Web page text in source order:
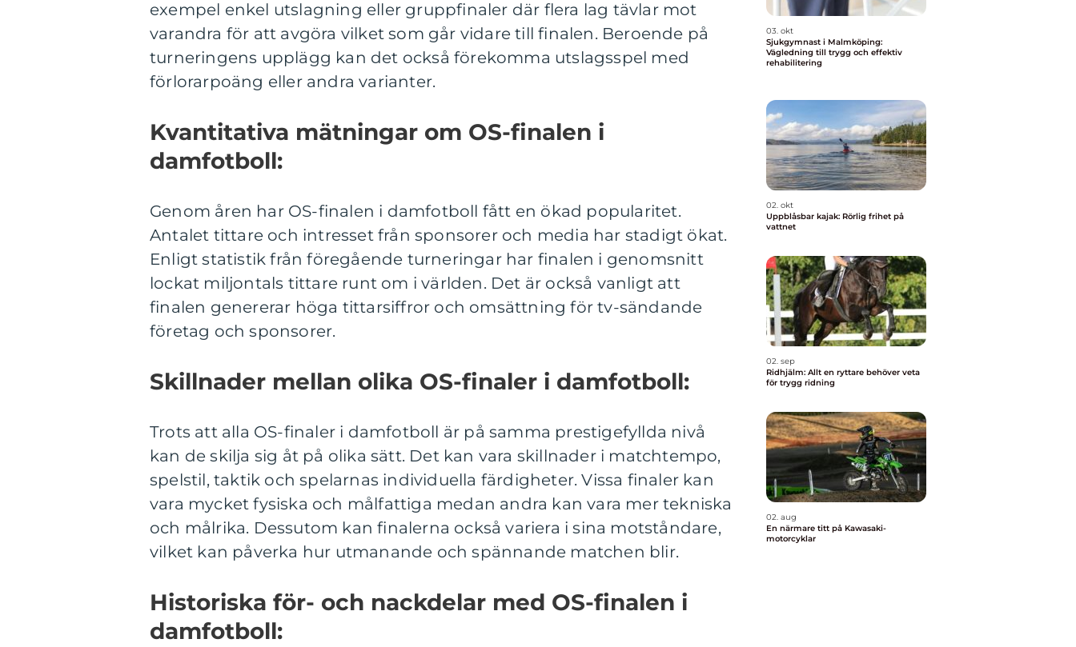
exempel enkel utslagning eller gruppfinaler där flera lag tävlar mot
varandra för att avgöra vilket som går vidare till finalen. Beroende på
turneringens upplägg kan det också förekomma utslagsspel med
förlorarpoäng eller andra varianter.
Kvantitativa mätningar om OS-finalen i
damfotboll:
Genom åren har OS-finalen i damfotboll fått en ökad popularitet.
Antalet tittare och intresset från sponsorer och media har stadigt ökat.
Enligt statistik från föregående turneringar har finalen i genomsnitt
lockat miljontals tittare runt om i världen. Det är också vanligt att
finalen genererar höga tittarsiffror och omsättning för tv-sändande
företag och sponsorer.
Skillnader mellan olika OS-finaler i damfotboll:
Trots att alla OS-finaler i damfotboll är på samma prestigefyllda nivå
kan de skilja sig åt på olika sätt. Det kan vara skillnader i matchtempo,
spelstil, taktik och spelarnas individuella färdigheter. Vissa finaler kan
vara mycket fysiska och målfattiga medan andra kan vara mer tekniska
och målrika. Dessutom kan finalerna också variera i sina motståndare,
vilket kan påverka hur utmanande och spännande matchen blir.
Historiska för- och nackdelar med OS-finalen i
damfotboll:
03. okt
Sjukgymnast i Malmköping:
Vägledning till trygg och effektiv
rehabilitering
02. okt
Uppblåsbar kajak: Rörlig frihet på
vattnet
02. sep
Ridhjälm: Allt en ryttare behöver veta
för trygg ridning
02. aug
En närmare titt på Kawasaki-
motorcyklar